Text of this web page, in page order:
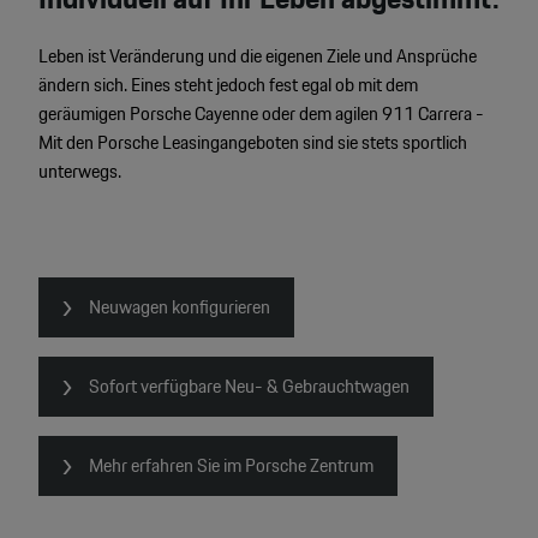
Leben ist Veränderung und die eigenen Ziele und Ansprüche
ändern sich. Eines steht jedoch fest egal ob mit dem
geräumigen Porsche Cayenne oder dem agilen 911 Carrera -
Mit den Porsche Leasingangeboten sind sie stets sportlich
unterwegs.
Neuwagen konfigurieren
Sofort verfügbare Neu- & Gebrauchtwagen
Mehr erfahren Sie im Porsche Zentrum